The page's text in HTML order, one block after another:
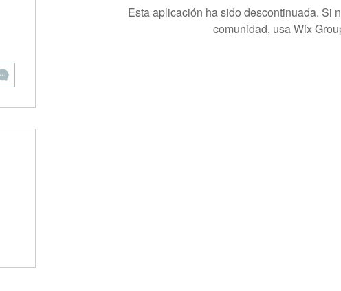
Esta aplicación ha sido descontinuada. Si
comunidad, usa Wix